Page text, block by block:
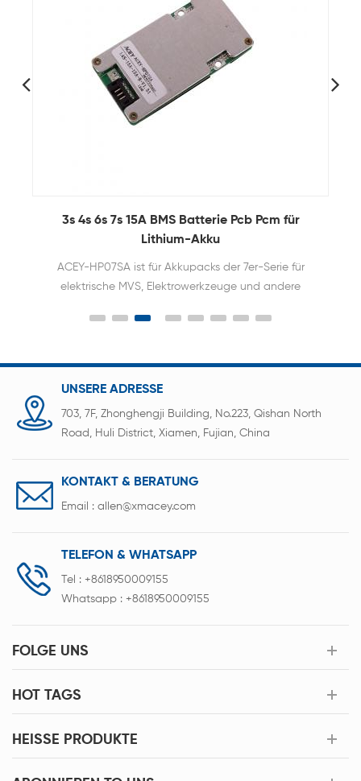
3S-8S 40A 60A BMS Lithium Batterie BMS mit
Waage
ACEY-HP08S001 ist eine Same-Port-
Schutzplatinenlösung für Akkupacks der 8er-Serie
anderen Produkten
UNSERE ADRESSE
703, 7F, Zhonghengji Building, No.223, Qishan North
Road, Huli District, Xiamen, Fujian, China
KONTAKT & BERATUNG
Email : allen@xmacey.com
TELEFON & WHATSAPP
Tel : +8618950009155
Whatsapp : +8618950009155
FOLGE UNS
HOT TAGS
HEISSE PRODUKTE